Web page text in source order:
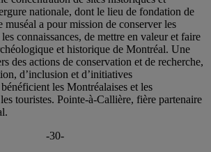
nationale, dont le lieu de fondation de
a pour mission de conserver les
connaissances, de mettre en valeur et faire
et historique de Montréal. Une
des actions de conservation et de recherche,
d’inclusion et d’initiatives
les Montréalaises et les
touristes. Pointe-à-Callière, fière partenaire
-30-